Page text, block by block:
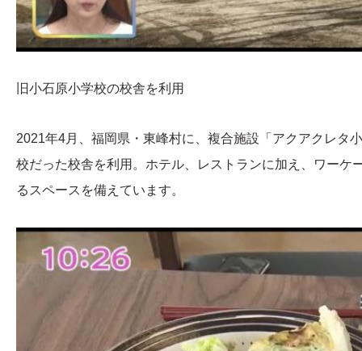
旧小石原小学校の校舎を利用
2021年4月、福岡県・東峰村に、複合施設「アクアクレタ
校だった校舎を利用。ホテル、レストランに加え、ワーケ
るスペースを備えています。